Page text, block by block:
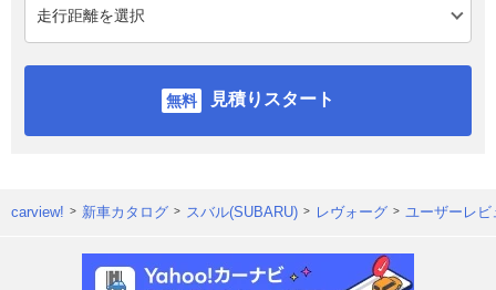
見積りスタート
carview! 新車カタログ スバル(SUBARU) レヴォーグ ユーザーレ